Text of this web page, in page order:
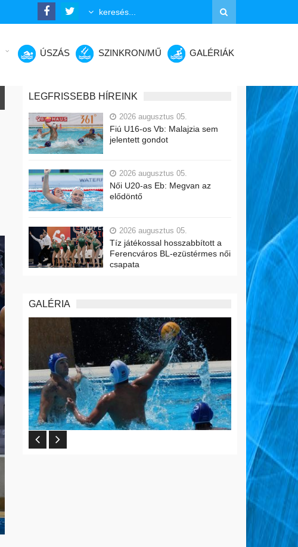
ÚSZÁS SZINKRON/MŰ GALÉRIÁK
LEGFRISSEBB HÍREINK
2026 augusztus 05.
Fiú U16-os Vb: Malajzia sem
jelentett gondot
2026 augusztus 05.
Női U20-as Eb: Megvan az
elődöntő
2026 augusztus 05.
Tíz játékossal hosszabbított a
Ferencváros BL-ezüstérmes női
csapata
GALÉRIA